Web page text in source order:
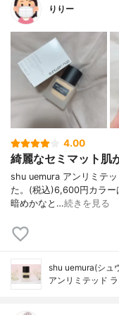
りりー
4.00
綺麗なセミマット肌
shu uemura アンリミテ
た。(税込)6,600円カラ
暗めかなと…続きを見る
shu uemura(シュ
アンリミテッド